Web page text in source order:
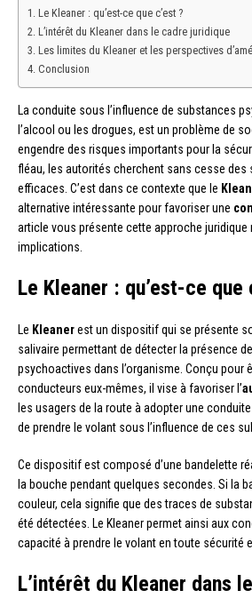
Le Kleaner : qu’est-ce que c’est ?
L’intérêt du Kleaner dans le cadre juridique
Les limites du Kleaner et les perspectives
Conclusion
La conduite sous l’influence de substances
l’alcool ou les drogues, est un problème de
engendre des risques importants pour la
fléau, les autorités cherchent sans cesse
efficaces. C’est dans ce contexte que le
alternative intéressante pour favoriser une
article vous présente cette approche juridique
implications.
Le Kleaner : qu’est-ce que
Le Kleanerest un dispositif qui se présente
salivaire permettant de détecter la présence
psychoactives dans l’organisme. Conçu pour
conducteurs eux-mêmes, il vise à favoriser l’
les usagers de la route à adopter une
de prendre le volant sous l’influence de ces
Ce dispositif est composé d’une bandelette
la bouche pendant quelques secondes. Si la
couleur, cela signifie que des traces de
été détectées. Le Kleaner permet ainsi aux
capacité à prendre le volant en toute sécurité
L’intérêt du Kleaner dans